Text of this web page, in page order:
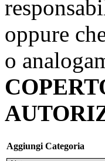
oppure
o
Aggiungi Categoria